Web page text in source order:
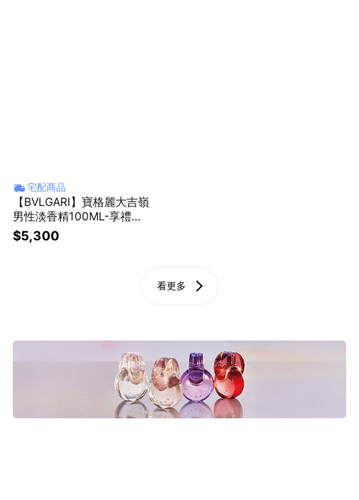
宅配商品
【BVLGARI】寶格麗大吉嶺
男性淡香精100ML-享禮袋
包裝
$5,300
看更多